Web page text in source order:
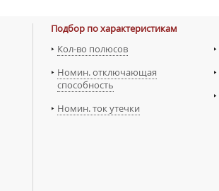
Подбор по характеристикам
Кол-во полюсов
Номин. отключающая
способность
Номин. ток утечки